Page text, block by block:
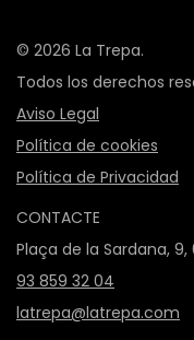
© 2026 La Trepa.
Todos los derechos
Aviso Legal
Política de cookies
Política de Privacidad
CONTACTE
Plaça de la Sardana,
93 859 32 04
latrepa@latrepa.com